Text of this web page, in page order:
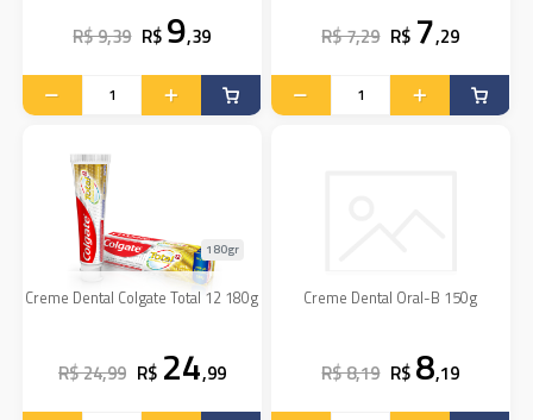
R$ 9,39 R$ 9,39 R$ 7,29 R$ 7,29
Creme Dental Colgate Total 12 180g
180gr
R$ 24,99 R$ 24,99
Creme Dental Oral-B 150g
R$ 8,19 R$ 8,19